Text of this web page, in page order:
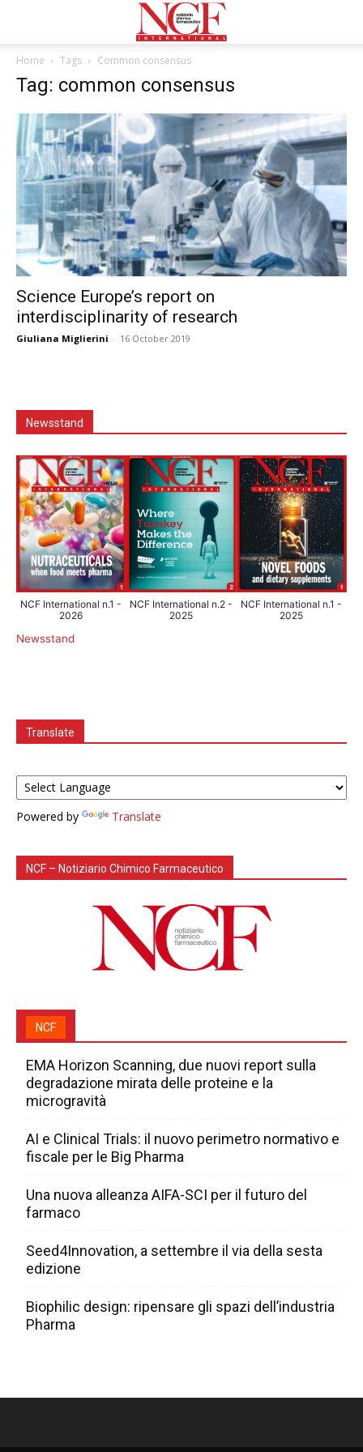
Home Tags Common consensus
Tag: common consensus
Science Europe’s report on
interdisciplinarity of research
Giuliana Miglierini - 16 October 2019
Newsstand
NCF International n.1 -
2026
NCF International n.2 -
2025
NCF International n.1 -
2025
Newsstand
Translate
Powered by Translate
NCF – Notiziario Chimico Farmaceutico
NCF
EMA Horizon Scanning, due nuovi report sulla
degradazione mirata delle proteine e la
microgravità
AI e Clinical Trials: il nuovo perimetro normativo e
fiscale per le Big Pharma
Una nuova alleanza AIFA-SCI per il futuro del
farmaco
Seed4Innovation, a settembre il via della sesta
edizione
Biophilic design: ripensare gli spazi dell’industria
Pharma